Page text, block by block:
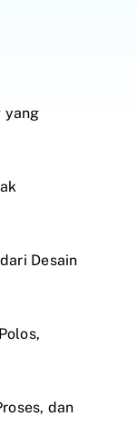
yang
Desain
dan